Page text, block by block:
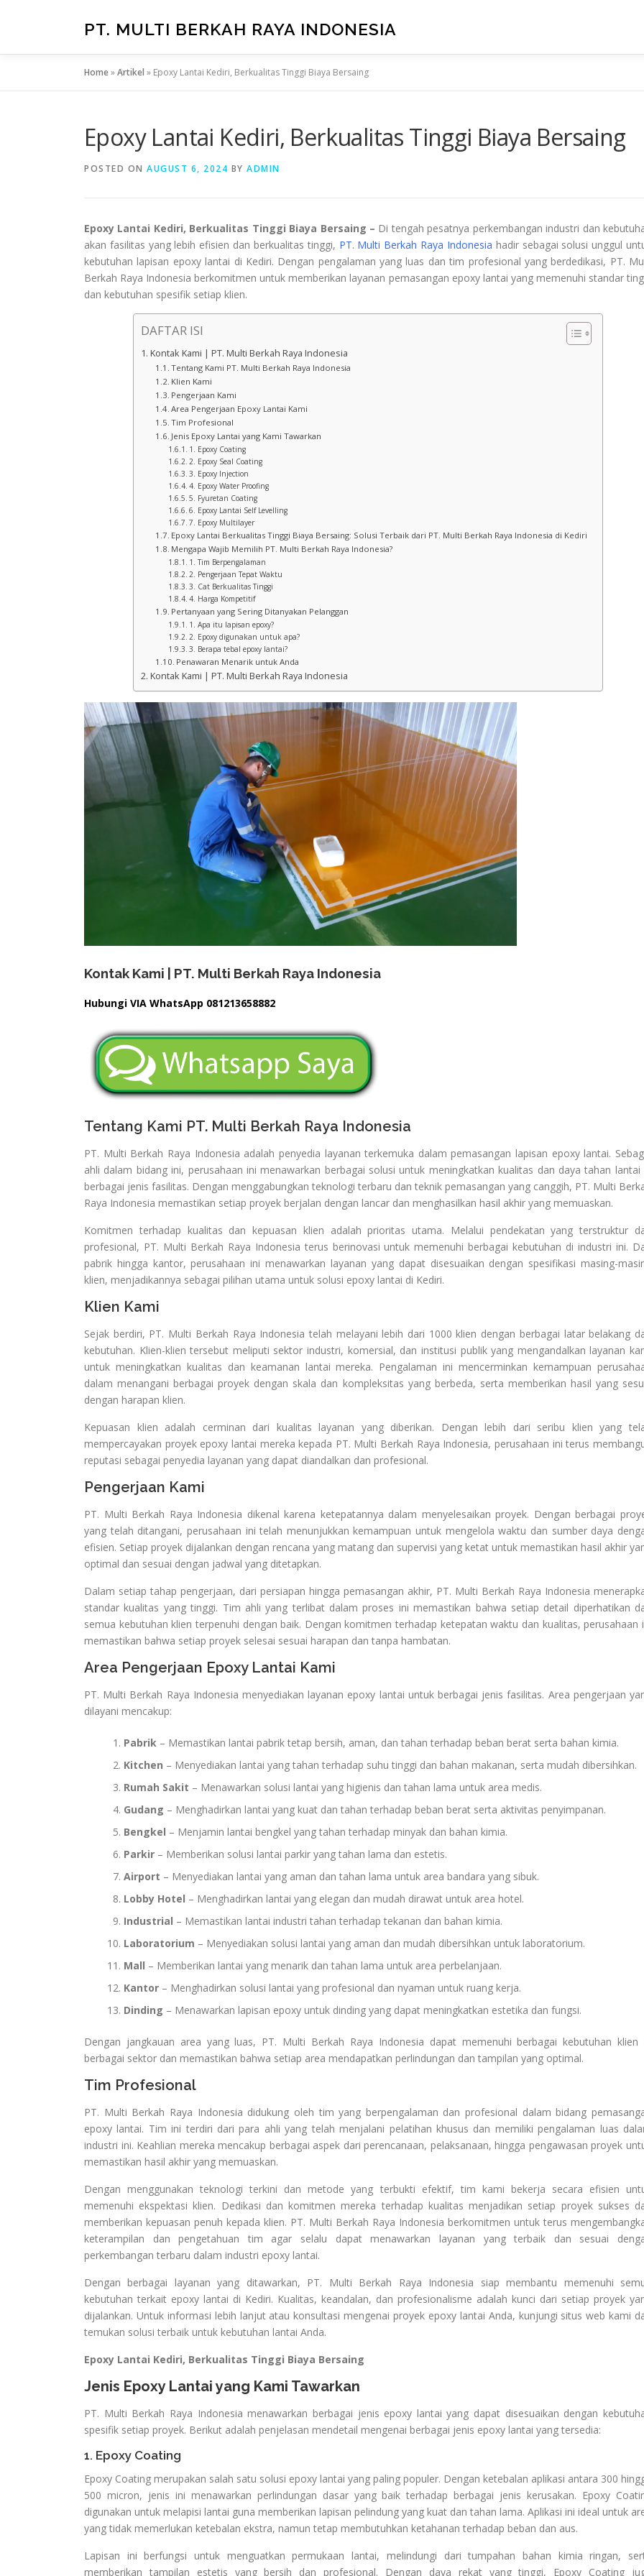
PT. MULTI BERKAH RAYA INDONESIA
Home»Artikel » Epoxy Lantai Kediri, Berkualitas Tinggi Biaya Bersaing
Epoxy Lantai Kediri, Berkualitas Tinggi Biaya Bersaing
POSTED ON AUGUST 6, 2024 BY ADMIN
Epoxy Lantai Kediri, Berkualitas Tinggi Biaya Bersaing – Di tengah pesatnya perkembangan industri dan
akan fasilitas yang lebih efisien dan berkualitas tinggi, PT. Multi Berkah Raya Indonesia hadir sebagai solusi unggul
kebutuhan lapisan epoxy lantai di Kediri. Dengan pengalaman yang luas dan tim profesional yang berdedikasi, PT.
Berkah Raya Indonesia berkomitmen untuk memberikan layanan pemasangan epoxy lantai yang memenuhi standar
dan kebutuhan spesifik setiap klien.
DAFTAR ISI
Kontak Kami | PT. Multi Berkah Raya Indonesia
Tentang Kami PT. Multi Berkah Raya Indonesia
Klien Kami
Pengerjaan Kami
Area Pengerjaan Epoxy Lantai Kami
Tim Profesional
Jenis Epoxy Lantai yang Kami Tawarkan
1. Epoxy Coating
2. Epoxy Seal Coating
3. Epoxy Injection
4. Epoxy Water Proofing
5. Fyuretan Coating
6. Epoxy Lantai Self Levelling
7. Epoxy Multilayer
Epoxy Lantai Berkualitas Tinggi Biaya Bersaing: Solusi Terbaik dari PT. Multi Berkah Raya Indonesia di Kediri
Mengapa Wajib Memilih PT. Multi Berkah Raya Indonesia?
1. Tim Berpengalaman
2. Pengerjaan Tepat Waktu
3. Cat Berkualitas Tinggi
4. Harga Kompetitif
Pertanyaan yang Sering Ditanyakan Pelanggan
1. Apa itu lapisan epoxy?
2. Epoxy digunakan untuk apa?
3. Berapa tebal epoxy lantai?
Penawaran Menarik untuk Anda
Kontak Kami | PT. Multi Berkah Raya Indonesia
Kontak Kami | PT. Multi Berkah Raya Indonesia
Hubungi VIA WhatsApp 081213658882
Tentang Kami PT. Multi Berkah Raya Indonesia
PT. Multi Berkah Raya Indonesia adalah penyedia layanan terkemuka dalam pemasangan lapisan epoxy lantai.
ahli dalam bidang ini, perusahaan ini menawarkan berbagai solusi untuk meningkatkan kualitas dan daya tahan lantai
berbagai jenis fasilitas. Dengan menggabungkan teknologi terbaru dan teknik pemasangan yang canggih, PT. Multi
Raya Indonesia memastikan setiap proyek berjalan dengan lancar dan menghasilkan hasil akhir yang memuaskan.
Komitmen terhadap kualitas dan kepuasan klien adalah prioritas utama. Melalui pendekatan yang terstruktur
profesional, PT. Multi Berkah Raya Indonesia terus berinovasi untuk memenuhi berbagai kebutuhan di industri ini.
pabrik hingga kantor, perusahaan ini menawarkan layanan yang dapat disesuaikan dengan spesifikasi masing-
klien, menjadikannya sebagai pilihan utama untuk solusi epoxy lantai di Kediri.
Klien Kami
Sejak berdiri, PT. Multi Berkah Raya Indonesia telah melayani lebih dari 1000 klien dengan berbagai latar belakang
kebutuhan. Klien-klien tersebut meliputi sektor industri, komersial, dan institusi publik yang mengandalkan layanan
untuk meningkatkan kualitas dan keamanan lantai mereka. Pengalaman ini mencerminkan kemampuan
dalam menangani berbagai proyek dengan skala dan kompleksitas yang berbeda, serta memberikan hasil yang
dengan harapan klien.
Kepuasan klien adalah cerminan dari kualitas layanan yang diberikan. Dengan lebih dari seribu klien yang
mempercayakan proyek epoxy lantai mereka kepada PT. Multi Berkah Raya Indonesia, perusahaan ini terus
reputasi sebagai penyedia layanan yang dapat diandalkan dan profesional.
Pengerjaan Kami
PT. Multi Berkah Raya Indonesia dikenal karena ketepatannya dalam menyelesaikan proyek. Dengan berbagai
yang telah ditangani, perusahaan ini telah menunjukkan kemampuan untuk mengelola waktu dan sumber daya
efisien. Setiap proyek dijalankan dengan rencana yang matang dan supervisi yang ketat untuk memastikan hasil akhir
optimal dan sesuai dengan jadwal yang ditetapkan.
Dalam setiap tahap pengerjaan, dari persiapan hingga pemasangan akhir, PT. Multi Berkah Raya Indonesia
standar kualitas yang tinggi. Tim ahli yang terlibat dalam proses ini memastikan bahwa setiap detail diperhatikan
semua kebutuhan klien terpenuhi dengan baik. Dengan komitmen terhadap ketepatan waktu dan kualitas, perusahaan
memastikan bahwa setiap proyek selesai sesuai harapan dan tanpa hambatan.
Area Pengerjaan Epoxy Lantai Kami
PT. Multi Berkah Raya Indonesia menyediakan layanan epoxy lantai untuk berbagai jenis fasilitas. Area pengerjaan
dilayani mencakup:
Pabrik – Memastikan lantai pabrik tetap bersih, aman, dan tahan terhadap beban berat serta bahan kimia.
Kitchen – Menyediakan lantai yang tahan terhadap suhu tinggi dan bahan makanan, serta mudah dibersihkan.
Rumah Sakit – Menawarkan solusi lantai yang higienis dan tahan lama untuk area medis.
Gudang – Menghadirkan lantai yang kuat dan tahan terhadap beban berat serta aktivitas penyimpanan.
Bengkel – Menjamin lantai bengkel yang tahan terhadap minyak dan bahan kimia.
Parkir – Memberikan solusi lantai parkir yang tahan lama dan estetis.
Airport – Menyediakan lantai yang aman dan tahan lama untuk area bandara yang sibuk.
Lobby Hotel – Menghadirkan lantai yang elegan dan mudah dirawat untuk area hotel.
Industrial – Memastikan lantai industri tahan terhadap tekanan dan bahan kimia.
Laboratorium – Menyediakan solusi lantai yang aman dan mudah dibersihkan untuk laboratorium.
Mall – Memberikan lantai yang menarik dan tahan lama untuk area perbelanjaan.
Kantor – Menghadirkan solusi lantai yang profesional dan nyaman untuk ruang kerja.
Dinding – Menawarkan lapisan epoxy untuk dinding yang dapat meningkatkan estetika dan fungsi.
Dengan jangkauan area yang luas, PT. Multi Berkah Raya Indonesia dapat memenuhi berbagai kebutuhan klien
berbagai sektor dan memastikan bahwa setiap area mendapatkan perlindungan dan tampilan yang optimal.
Tim Profesional
PT. Multi Berkah Raya Indonesia didukung oleh tim yang berpengalaman dan profesional dalam bidang
epoxy lantai. Tim ini terdiri dari para ahli yang telah menjalani pelatihan khusus dan memiliki pengalaman luas
industri ini. Keahlian mereka mencakup berbagai aspek dari perencanaan, pelaksanaan, hingga pengawasan proyek
memastikan hasil akhir yang memuaskan.
Dengan menggunakan teknologi terkini dan metode yang terbukti efektif, tim kami bekerja secara efisien
memenuhi ekspektasi klien. Dedikasi dan komitmen mereka terhadap kualitas menjadikan setiap proyek sukses
memberikan kepuasan penuh kepada klien. PT. Multi Berkah Raya Indonesia berkomitmen untuk terus
keterampilan dan pengetahuan tim agar selalu dapat menawarkan layanan yang terbaik dan sesuai
perkembangan terbaru dalam industri epoxy lantai.
Dengan berbagai layanan yang ditawarkan, PT. Multi Berkah Raya Indonesia siap membantu memenuhi
kebutuhan terkait epoxy lantai di Kediri. Kualitas, keandalan, dan profesionalisme adalah kunci dari setiap proyek
dijalankan. Untuk informasi lebih lanjut atau konsultasi mengenai proyek epoxy lantai Anda, kunjungi situs web kami
temukan solusi terbaik untuk kebutuhan lantai Anda.
Epoxy Lantai Kediri, Berkualitas Tinggi Biaya Bersaing
Jenis Epoxy Lantai yang Kami Tawarkan
PT. Multi Berkah Raya Indonesia menawarkan berbagai jenis epoxy lantai yang dapat disesuaikan dengan
spesifik setiap proyek. Berikut adalah penjelasan mendetail mengenai berbagai jenis epoxy lantai yang tersedia:
1. Epoxy Coating
Epoxy Coating merupakan salah satu solusi epoxy lantai yang paling populer. Dengan ketebalan aplikasi antara 300
500 micron, jenis ini menawarkan perlindungan dasar yang baik terhadap berbagai jenis kerusakan. Epoxy
digunakan untuk melapisi lantai guna memberikan lapisan pelindung yang kuat dan tahan lama. Aplikasi ini ideal untuk
yang tidak memerlukan ketebalan ekstra, namun tetap membutuhkan ketahanan terhadap beban dan aus.
Lapisan ini berfungsi untuk menguatkan permukaan lantai, melindungi dari tumpahan bahan kimia ringan,
memberikan tampilan estetis yang bersih dan profesional. Dengan daya rekat yang tinggi, Epoxy Coating